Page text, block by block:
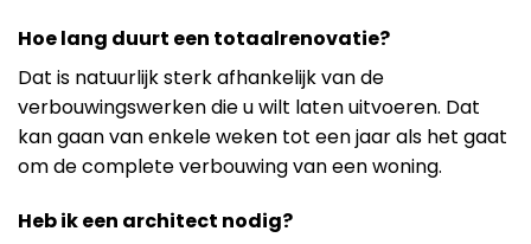
Hoe lang duurt een totaalrenovatie?
Dat is natuurlijk sterk afhankelijk van de
verbouwingswerken die u wilt laten uitvoeren. Dat
kan gaan van enkele weken tot een jaar als het gaat
om de complete verbouwing van een woning.
Heb ik een architect nodig?